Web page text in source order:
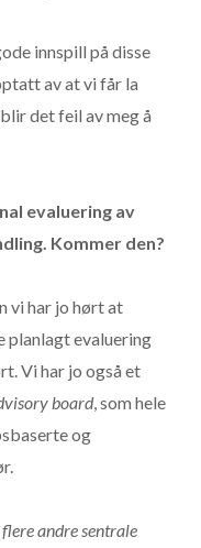
innspill på disse
av at vi får la
det feil av meg å
evaluering av
Kommer den?
vi har jo hørt at
planlagt evaluering
Vi har jo også et
board, som hele
og
andre sentrale